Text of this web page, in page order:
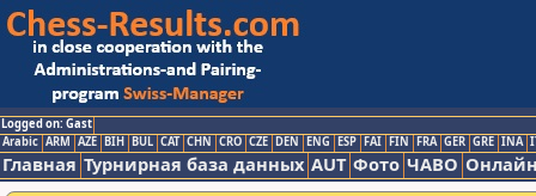
Logged on: Gast
Arabic ARM AZE BIH BUL CAT CHN CRO CZE DEN ENG ESP FAI FIN FRA GER GRE INA
Главная Турнирная база данных AUT Фото ЧАВО